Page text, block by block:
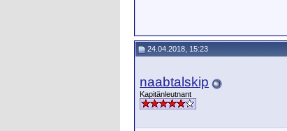
24.04.2018, 15:23
naabtalskip
Kapitänleutnant